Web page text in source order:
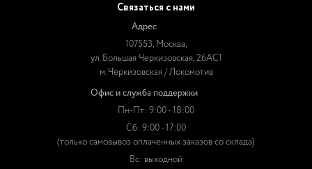
Связаться с нами
Адрес
107553, Москва,
ул. Большая Черкизовская, 26АС1
м. Черкизовская / Локомотив
Офис и служба поддержки
Пн-Пт: 9:00 - 18:00
Сб: 9:00 - 17:00
(только самовывоз оплаченных заказов со склада)
Вс: выходной